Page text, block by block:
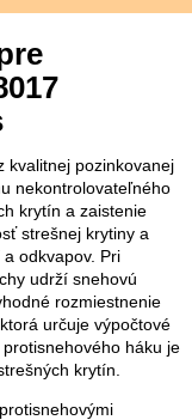
kvalitnej pozinkovanej
nekontrolovateľného
krytín a zaistenie
strešnej krytiny a
odkvapov. Pri
udrží snehovú
rozmiestnenie
určuje výpočtové
háku je
krytín.